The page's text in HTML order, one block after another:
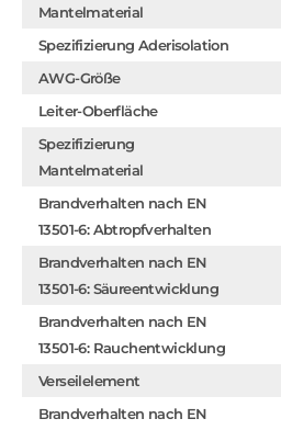
Mantelmaterial
Spezifizierung Aderisolation
AWG-Größe
Leiter-Oberfläche
Spezifizierung
Mantelmaterial
Brandverhalten nach EN
13501-6: Abtropfverhalten
Brandverhalten nach EN
13501-6: Säureentwicklung
Brandverhalten nach EN
13501-6: Rauchentwicklung
Verseilelement
Brandverhalten nach EN